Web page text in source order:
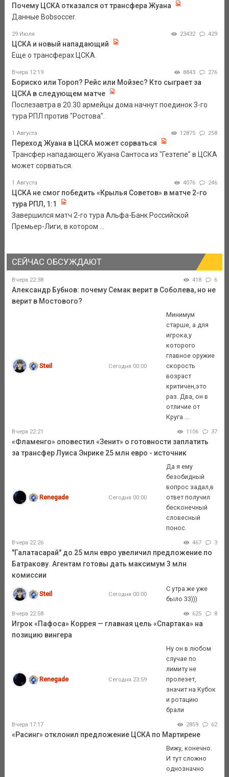
Почему ЦСКА отказался от трансфера Жуана
Данные Bobsoccer.
29 Июля 23432 429
ЦСКА и новый нападающий
Еще о трансферах ЦСКА.
Вчера 12:19 8843 276
Бориско или Тороп? Рейс или Мойзес? Кто сыграет за
ЦСКА в следующем матче
Послезавтра в 20.30 армейцы дома начнут поединок 3-го
тура РПЛ против "Ростова".
1 Августа 12875 258
Переход Жуана в ЦСКА может сорваться
Трансфер нападающего Жуана Сантоса из "Гезтепе" в ЦСКА
может сорваться.
1 Августа 4076 246
ЦСКА не смог победить «Крылья Советов» в матче 2-го
тура РПЛ, 1:1
Завершился матч 2-го тура Альфа-Банк Российской
Премьер-Лиги, в котором ...
СЕЙЧАС ОБСУЖДАЮТ
Вчера 22:38 418 6
Александр Бубнов: почему Семак верит в Соболева, но не
верит в Мостового?
Steil Сегодня 00:00
Минимум
старше, а для
игрока,у
которого
главное оружие
скорость
возраст
критичен,это
раз. Два, он в
отличие от
Круга ...
Вчера 22:21 1106 37
«Фламенго» оповестил «Зенит» о готовности заплатить
за трансфер Луиса Энрике 25 млн евро - источник
Renegade Сегодня 00:00
Да я ему
безобидный
вопрос задал,в
ответ получил
бесконечный
словесный
понос.
Вчера 22:26 467 3
"Галатасарай" до 25 млн евро увеличил предложение по
Батракову. Агентам готовы дать максимум 3 млн
комиссии
Steil Сегодня 00:00
С утра же уже
было 33)))
Вчера 22:58 625 8
Игрок «Пафоса» Коррея — главная цель «Спартака» на
позицию вингера
Renegade Сегодня 23:59
Ну он в любом
случае по
лимиту не
пролезет,
значит на Кубок
и ротацию
брали
Вчера 17:17 2859 62
«Расинг» отклонил предложение ЦСКА по Мартирене
Вижу, конечно.
И тут сложно
однозначно